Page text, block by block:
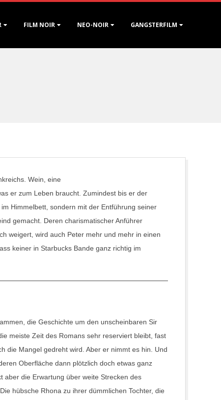
FILM NOIR NEO-NOIR GANGSTERFILM
Wein, eine
er zum Leben braucht. Zumindest bis er der
Himmelbett, sondern mit der Entführung seiner
gemacht. Deren charismatischer Anführer
weigert, wird auch Peter mehr und mehr in einen
keiner in Starbucks Bande ganz richtig im
, die Geschichte um den unscheinbaren Sir
meiste Zeit des Romans sehr reserviert bleibt, fast
die Mangel gedreht wird. Aber er nimmt es hin. Und
Oberfläche dann plötzlich doch etwas ganz
aber die Erwartung über weite Strecken des
hübsche Rhona zu ihrer dümmlichen Tochter, die